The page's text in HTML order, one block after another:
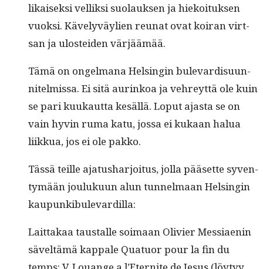
likaisek­si vel­lik­si suo­lauk­sen ja hiekoituk­sen
vuok­si. Käve­lyväylien reunat ovat koiran virt­
san ja ulostei­den värjäämää.
Tämä on ongel­mana Helsin­gin bule­vardis­u­un­
nitelmis­sa. Ei sitä aurinkoa ja vehreyt­tä ole kuin
se pari kuukaut­ta kesäl­lä. Lop­ut ajas­ta se on
vain hyvin ruma katu, jos­sa ei kukaan halua
liikkua, jos ei ole pakko.
Tässä teille aja­tushar­joi­tus, jol­la pääsette syven­
tymään jouluku­un alun tun­nel­maan Helsin­gin
kaupunkibulevardilla:
Lait­takaa taustalle soimaan Olivi­er Mes­si­aenin
säveltämä kap­pale Quatuor pour la fin du